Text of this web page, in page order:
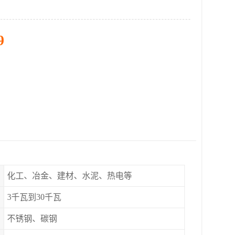
化工、冶金、建材、水泥、热电等
3千瓦到30千瓦
不锈钢、碳钢